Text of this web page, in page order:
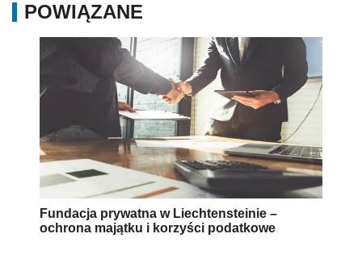
POWIĄZANE
Fundacja prywatna w Liechtensteinie –
ochrona majątku i korzyści podatkowe